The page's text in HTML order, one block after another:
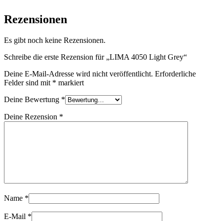
Rezensionen
Es gibt noch keine Rezensionen.
Schreibe die erste Rezension für „LIMA 4050 Light Grey“
Deine E-Mail-Adresse wird nicht veröffentlicht. Erforderliche
Felder sind mit * markiert
Deine Bewertung *
Deine Rezension *
Name *
E-Mail *